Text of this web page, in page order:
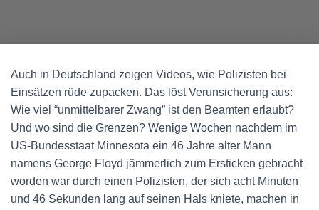
Auch in Deutschland zeigen Videos, wie Polizisten bei
Einsätzen rüde zupacken. Das löst Verunsicherung aus:
Wie viel “unmittelbarer Zwang” ist den Beamten erlaubt?
Und wo sind die Grenzen? Wenige Wochen nachdem im
US-Bundesstaat Minnesota ein 46 Jahre alter Mann
namens George Floyd jämmerlich zum Ersticken gebracht
worden war durch einen Polizisten, der sich acht Minuten
und 46 Sekunden lang auf seinen Hals kniete, machen in